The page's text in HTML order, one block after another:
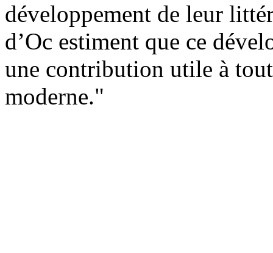
développement de leur
d’Oc estiment que ce
une contribution utile à
moderne."